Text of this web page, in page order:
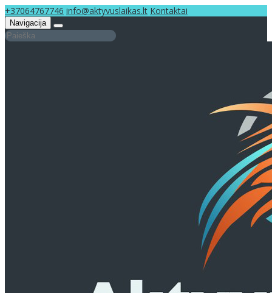
+37064767746 info@aktyvuslaikas.lt Kontaktai
Navigacija